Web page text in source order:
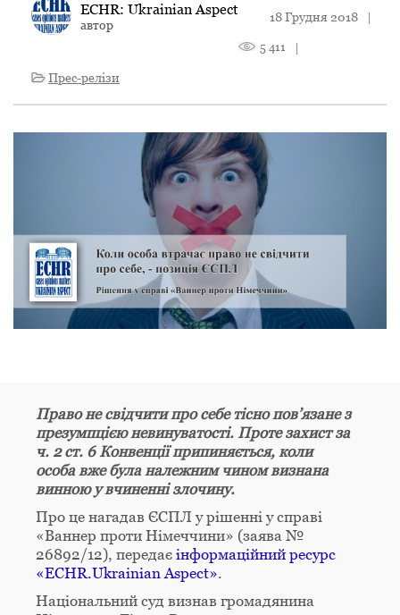
ECHR: Ukrainian Aspect
автор
18 Грудня 2018 |
5 411
|
Прес-релізи
Право не свідчити про себе тісно пов’язане з
презумпцією невинуватості. Проте захист за
ч. 2 ст. 6 Конвенції припиняється, коли
особа вже була належним чином визнана
винною у вчиненні злочину.
Про це нагадав ЄСПЛ у рішенні у справі
«Ваннер проти Німеччини» (заява №
26892/12), передає інформаційний ресурс
«ECHR.Ukrainian Aspect».
Національний суд визнав громадянина